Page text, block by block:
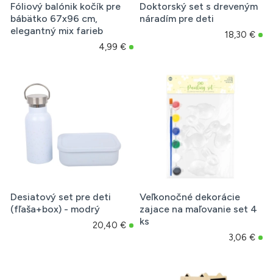
Fóliový balónik kočík pre
bábätko 67x96 cm,
elegantný mix farieb
4,99 €
Doktorský set s dreveným
náradím pre deti
18,30 €
Desiatový set pre deti
(fľaša+box) - modrý
20,40 €
Veľkonočné dekorácie
zajace na maľovanie set 4
ks
3,06 €